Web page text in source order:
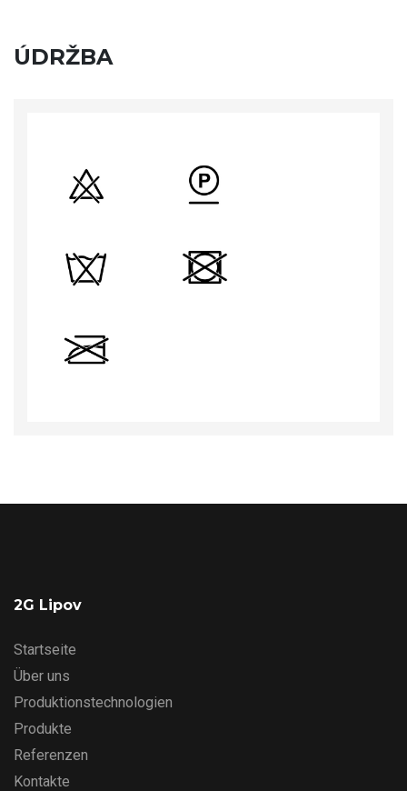
ÚDRŽBA
2G Lipov
Startseite
Über uns
Produktionstechnologien
Produkte
Referenzen
Kontakte